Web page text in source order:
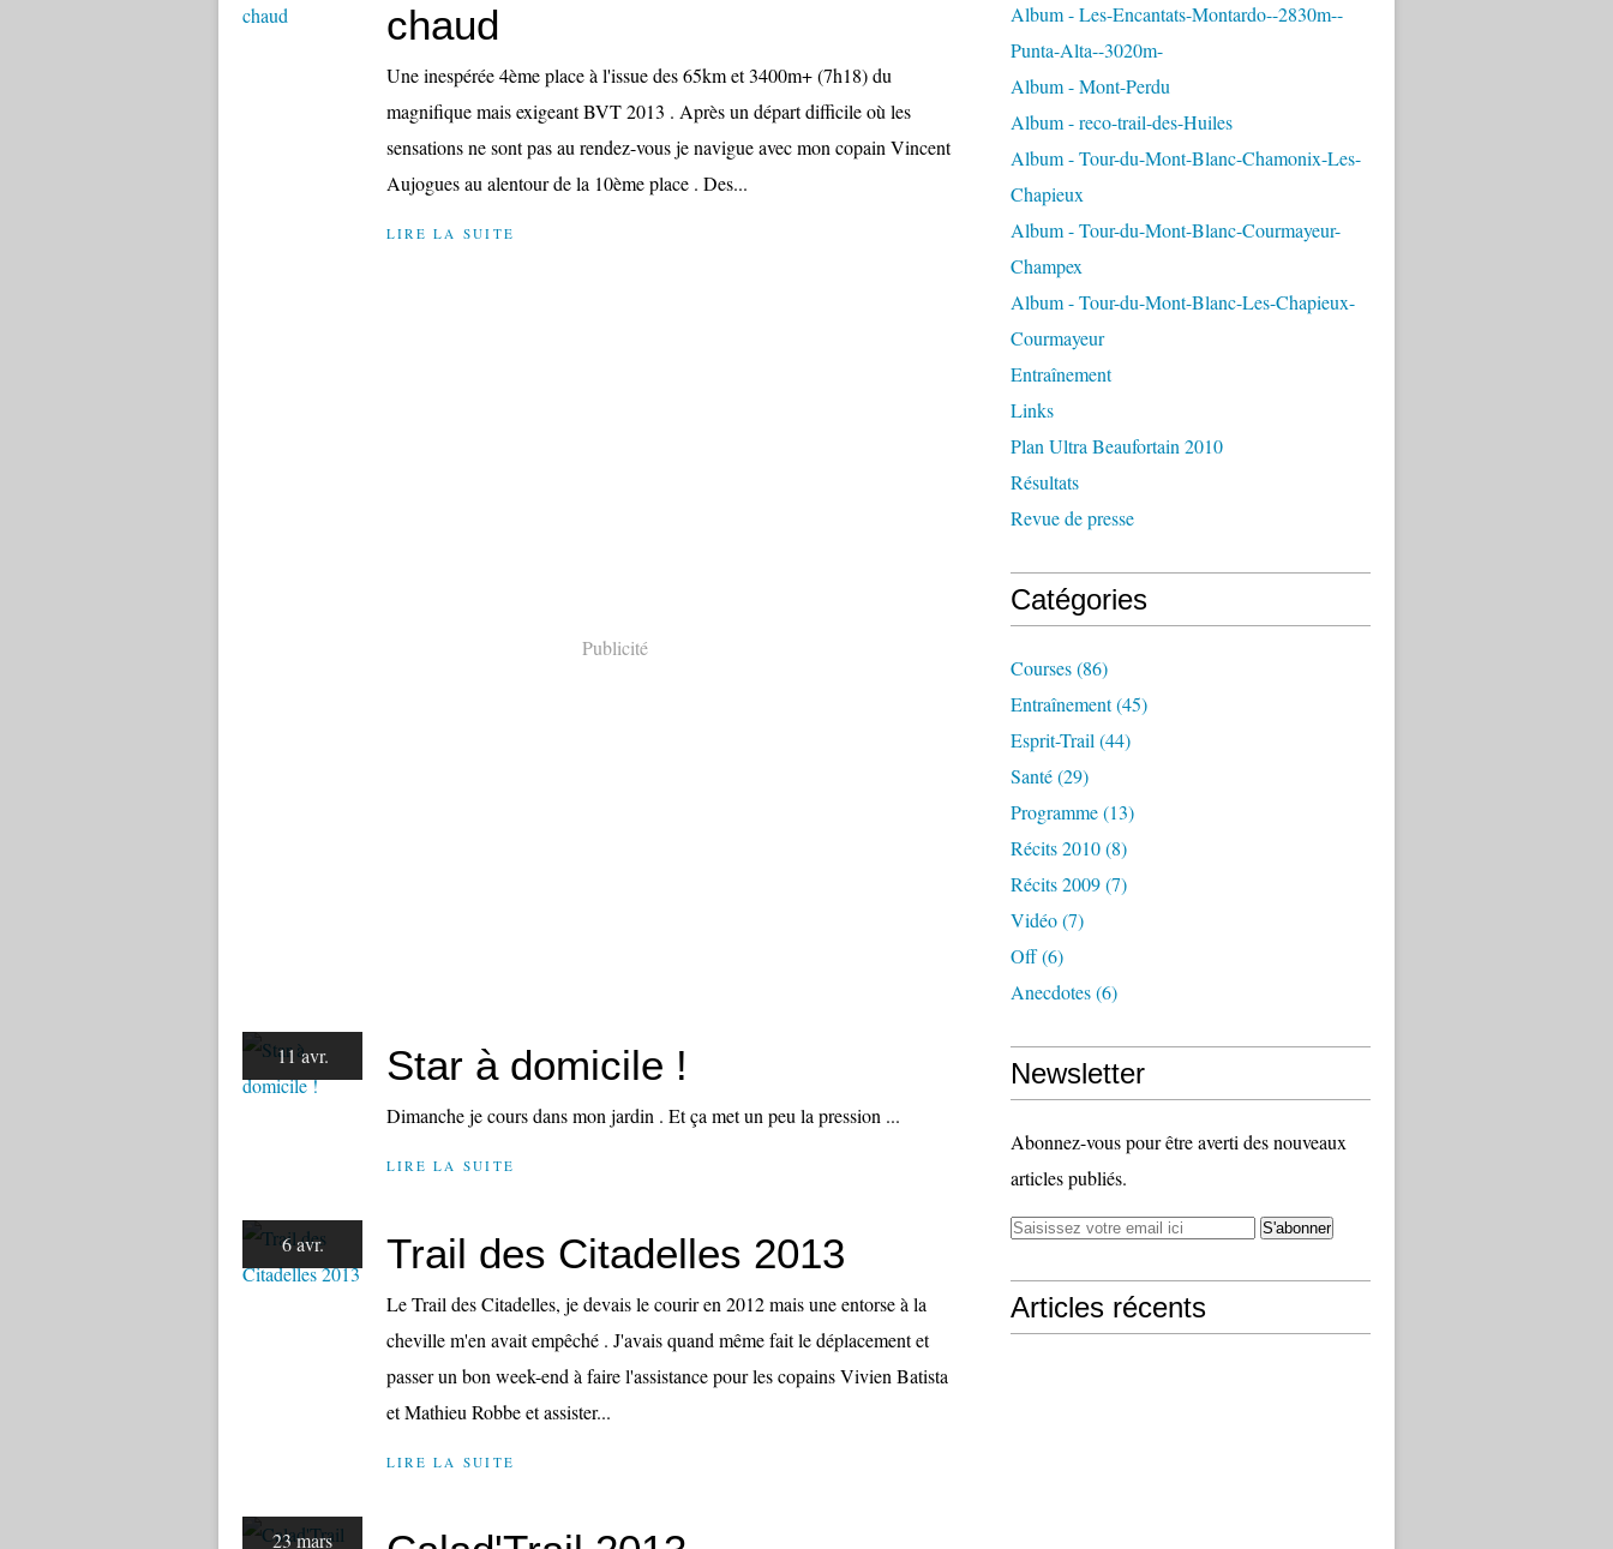
chaud
Une inespérée 4ème place à l'issue des 65km et 3400m+ (7h18) du
magnifique mais exigeant BVT 2013 . Après un départ difficile où les
sensations ne sont pas au rendez-vous je navigue avec mon copain Vincent
Aujogues au alentour de la 10ème place . Des...
LIRE LA SUITE
Publicité
11 avr. Star à domicile !
Dimanche je cours dans mon jardin . Et ça met un peu la pression ...
LIRE LA SUITE
6 avr. Trail des Citadelles 2013
Le Trail des Citadelles, je devais le courir en 2012 mais une entorse à la
cheville m'en avait empêché . J'avais quand même fait le déplacement et
passer un bon week-end à faire l'assistance pour les copains Vivien Batista
et Mathieu Robbe et assister...
LIRE LA SUITE
23 mars
Album - Les-Encantats-Montardo--2830m--
Punta-Alta--3020m-
Album - Mont-Perdu
Album - reco-trail-des-Huiles
Album - Tour-du-Mont-Blanc-Chamonix-Les-
Chapieux
Album - Tour-du-Mont-Blanc-Courmayeur-
Champex
Album - Tour-du-Mont-Blanc-Les-Chapieux-
Courmayeur
Entraînement
Links
Plan Ultra Beaufortain 2010
Résultats
Revue de presse
Catégories
Courses(86)
Entraînement(45)
Esprit-Trail (44)
Santé(29)
Programme(13)
Récits 2010(8)
Récits 2009(7)
Vidéo(7)
Off(6)
Anecdotes(6)
Newsletter
Abonnez-vous pour être averti des nouveaux
articles publiés.
Articles récents